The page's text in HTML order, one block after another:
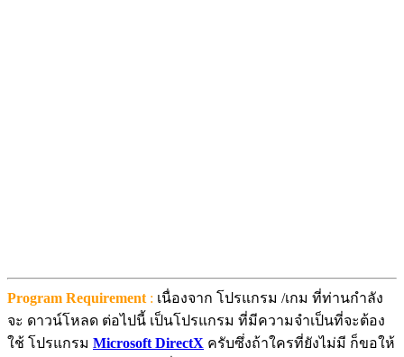
Program Requirement: เนื่องจาก โปรแกรม /เกม ที่ท่านกำลัง
จะ ดาวน์โหลด ต่อไปนี้ เป็นโปรแกรม ที่มีความจำเป็นที่จะต้อง
ใช้ โปรแกรม Microsoft DirectX ครับซึ่งถ้าใครที่ยังไม่มี ก็ขอให้